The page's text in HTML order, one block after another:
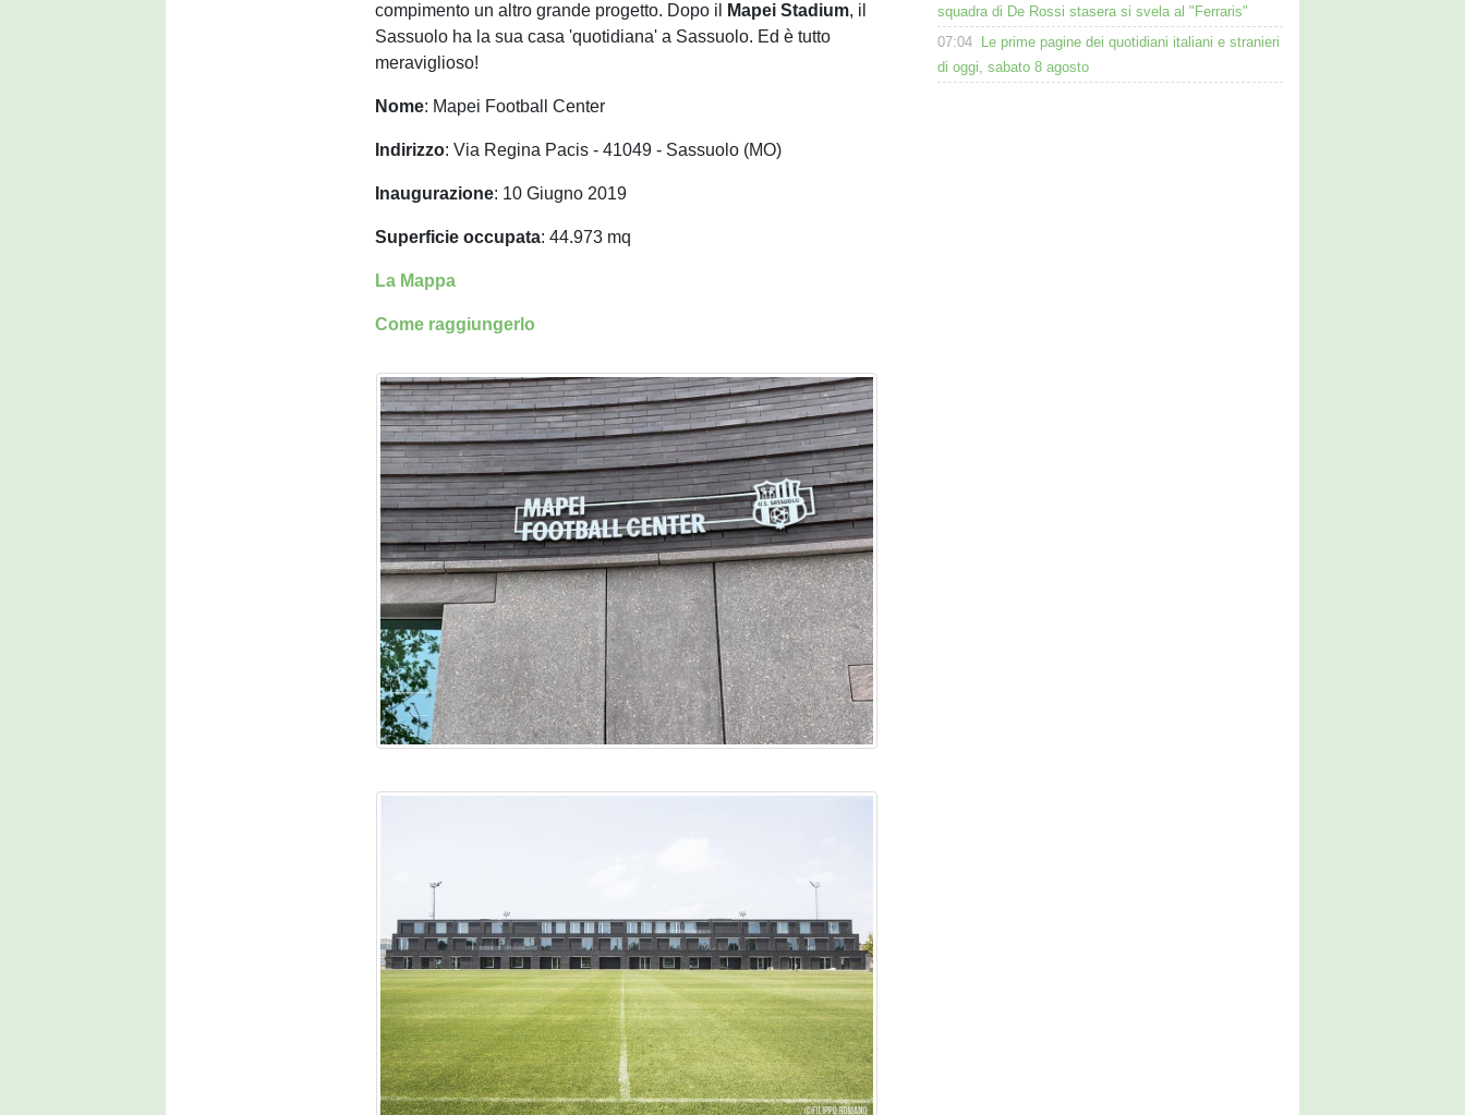
compimento un altro grande progetto. Dopo il
Mapei Stadium, il
Sassuolo ha la sua casa 'quotidiana' a Sassuolo. Ed è tutto
meraviglioso!
Nome: Mapei Football Center
Indirizzo: Via Regina Pacis - 41049 - Sassuolo (MO)
Inaugurazione: 10 Giugno 2019
Superficie occupata: 44.973 mq
La Mappa
Come raggiungerlo
squadra di De Rossi stasera si svela al "Ferraris"
07:04
Le prime pagine dei quotidiani italiani e stranieri
di oggi, sabato 8 agosto